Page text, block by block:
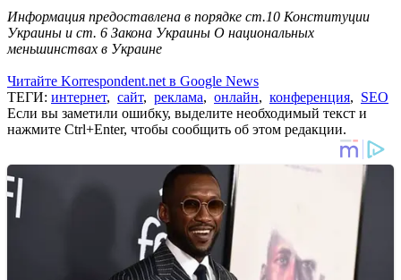
Информация предоставлена в порядке ст.10 Конституции
Украины и ст. 6 Закона Украины О национальных
меньшинствах в Украине
Читайте Korrespondent.net в Google News
ТЕГИ: интернет, сайт, реклама, онлайн, конференция, SEO
Если вы заметили ошибку, выделите необходимый текст и
нажмите Ctrl+Enter, чтобы сообщить об этом редакции.